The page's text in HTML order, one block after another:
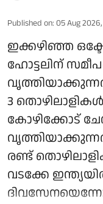
Published on: 05 Aug
ഇക്കഴിഞ്ഞ
ഹോട്ടലിന്
3
കോഴിക്കോട്
രണ്ട്
വടക്കേ